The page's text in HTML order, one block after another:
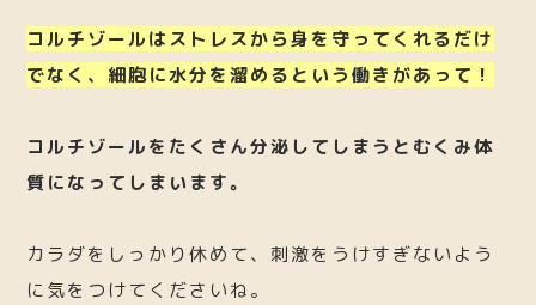
コルチゾールはストレスから身を守ってくれるだけ
でなく、細胞に水分を溜めるという働きがあって！
コルチゾールをたくさん分泌してしまうとむくみ体
質になってしまいます。
カラダをしっかり休めて、刺激をうけすぎないよう
に気をつけてくださいね。